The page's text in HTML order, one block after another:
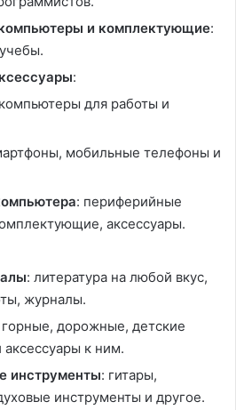
и комплектующие:
:
для работы и
мобильные телефоны и
: периферийные
аксессуары.
: литература на любой вкус,
журналы.
горные, дорожные, детские
к ним.
инструменты: гитары,
инструменты и другое.